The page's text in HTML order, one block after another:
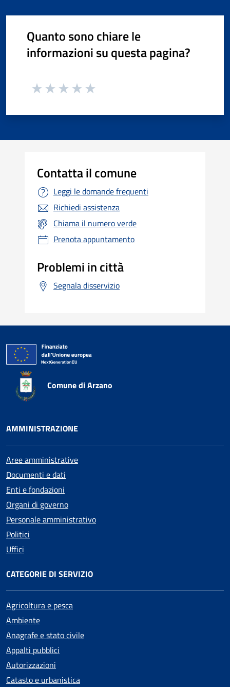
Quanto sono chiare le
informazioni su questa pagina?
Contatta il comune
Leggi le domande frequenti
Richiedi assistenza
Chiama il numero verde
Prenota appuntamento
Problemi in città
Segnala disservizio
Comune di Arzano
AMMINISTRAZIONE
Aree amministrative
Documenti e dati
Enti e fondazioni
Organi di governo
Personale amministrativo
Politici
Uffici
CATEGORIE DI SERVIZIO
Agricoltura e pesca
Ambiente
Anagrafe e stato civile
Appalti pubblici
Autorizzazioni
Catasto e urbanistica